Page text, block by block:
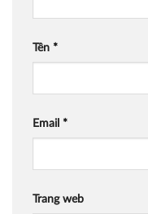
Tên *
Email *
Trang web